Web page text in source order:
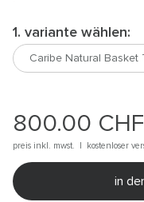
1. variante wählen:
800.00 CHF
preis inkl. mwst. | kostenloser
in